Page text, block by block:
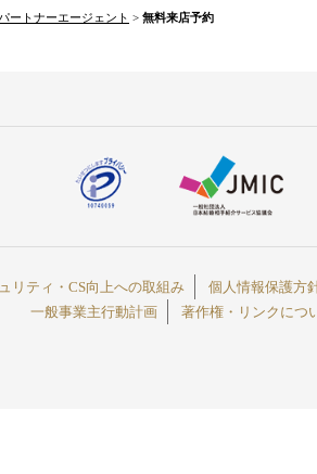
ートナーエージェント > 無料来店予約
リティ・CS向上への取組み
個人情報保護方
一般事業主行動計画
著作権・リンクにつ